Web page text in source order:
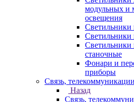
модульных и
освещения
Светильники
Светильники
Светильники
станочные
Фонари и
приборы
Связь, телекоммуникации
Назад
Связь,